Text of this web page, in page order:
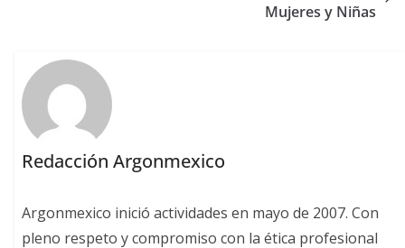
Mujeres y Niñas
Redacción Argonmexico
Argonmexico inició actividades en mayo de 2007. Con
pleno respeto y compromiso con la ética profesional